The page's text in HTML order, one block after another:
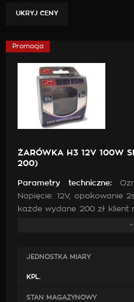
UKRYJ CENY
ŻARÓWKA H3 12V 100W
200)
Parametry techniczne:
Napięcie: 12V, opakowanie
każde wydane 200 zł klient
kompletu żarówek w
JEDNOSTKA MIARY
KPL.
STAN MAGAZYNOWY
Promocja